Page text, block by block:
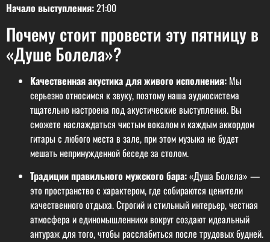
Начало выступления:21:00
Почему стоит провести эту пятницу в
«Душе Болела»?
Качественная акустика для живого исполнения: Мы
серьезно относимся к звуку, поэтому наша аудиосистема
тщательно настроена под акустические выступления. Вы
сможете наслаждаться чистым вокалом и каждым аккордом
гитары с любого места в зале, при этом музыка не будет
мешать непринужденной беседе за столом.
Традиции правильного мужского бара:«Душа Болела» —
это пространство с характером, где собираются ценители
качественного отдыха. Строгий и стильный интерьер, честная
атмосфера и единомышленники вокруг создают идеальный
антураж для того, чтобы расслабиться после трудовых будней.